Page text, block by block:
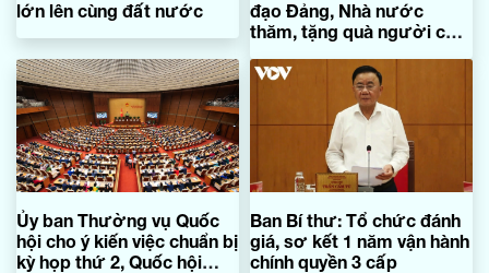
lớn lên cùng đất nước
đạo Đảng, Nhà nước
thăm, tặng quà người có
Ủy ban Thường vụ Quốc
hội cho ý kiến việc chuẩn bị
kỳ họp thứ 2, Quốc hội
Ban Bí thư: Tổ chức đánh
giá, sơ kết 1 năm vận hành
chính quyền 3 cấp